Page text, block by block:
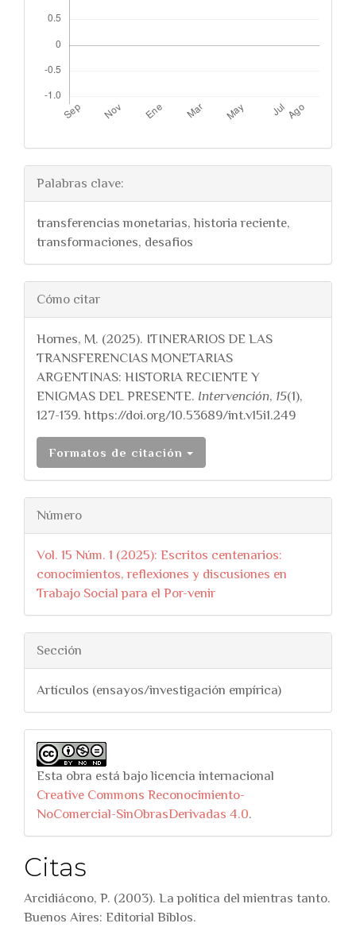
Palabras clave:
transferencias monetarias, historia reciente,
transformaciones, desafios
Cómo citar
Hornes, M. (2025). ITINERARIOS DE LAS
TRANSFERENCIAS MONETARIAS
ARGENTINAS: HISTORIA RECIENTE Y
ENIGMAS DEL PRESENTE. Intervención, 15(1),
127-139. https://doi.org/10.53689/int.v15i1.249
Formatos de citación
Número
Vol. 15 Núm. 1 (2025): Escritos centenarios:
conocimientos, reflexiones y discusiones en
Trabajo Social para el Por-venir
Sección
Artículos (ensayos/investigación empírica)
Esta obra está bajo licencia internacional
Creative Commons Reconocimiento-
NoComercial-SinObrasDerivadas 4.0.
Citas
Arcidiácono, P. (2003). La política del mientras tanto.
Buenos Aires: Editorial Biblos.